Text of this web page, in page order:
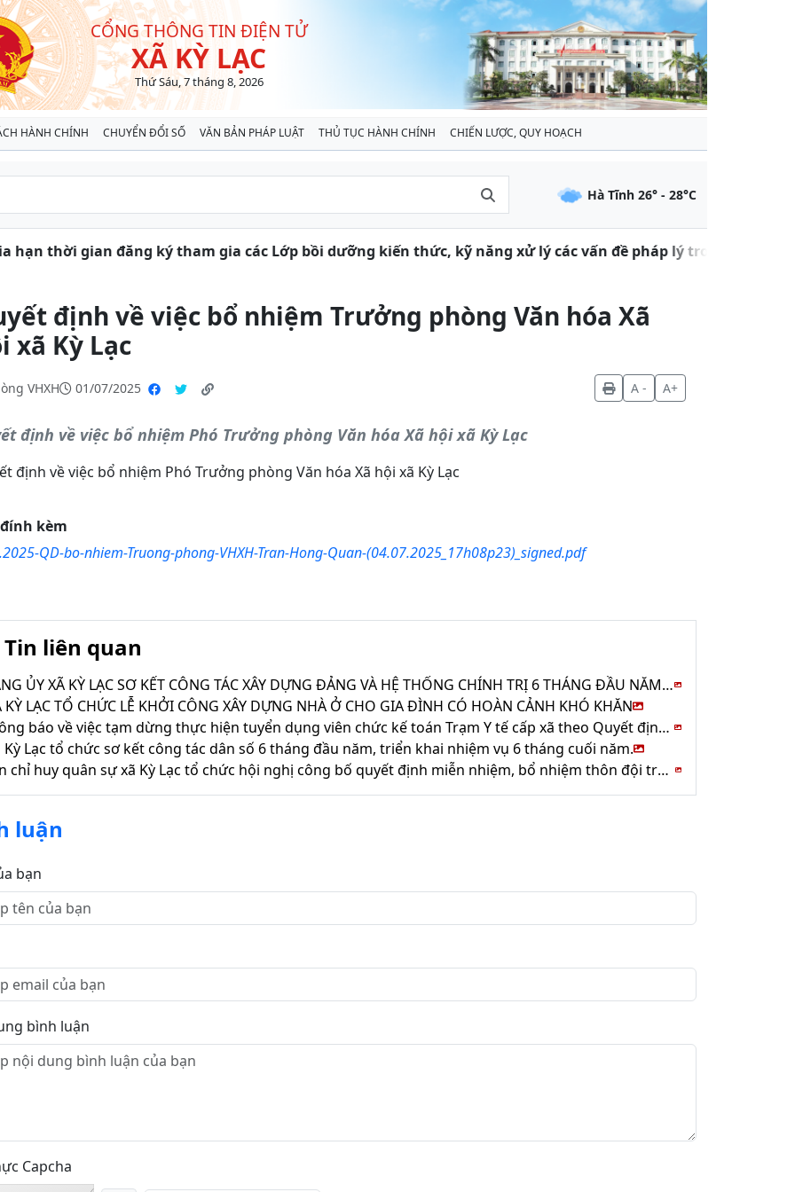
CỔNG THÔNG TIN ĐIỆN TỬ
XÃ KỲ LẠC
Thứ Sáu, 7 tháng 8, 2026
HÀNH CHÍNH CHUYỂN ĐỔI SỐ VĂN BẢN PHÁP LUẬT THỦ TỤC HÀNH CHÍNH CHIẾN LƯỢC, QUY HOẠCH
Hà Tĩnh 26° - 28°C
thời gian đăng ký tham gia các Lớp bồi dưỡng kiến thức, kỹ năng xử lý các vấn đề pháp lý trong đàm
định về việc bổ nhiệm Trưởng phòng Văn hóa Xã
xã Kỳ Lạc
VHXH 01/07/2025 A - A+
định về việc bổ nhiệm Phó Trưởng phòng Văn hóa Xã hội xã Kỳ Lạc
định về việc bổ nhiệm Phó Trưởng phòng Văn hóa Xã hội xã Kỳ Lạc
kèm
QD-bo-nhiem-Truong-phong-VHXH-Tran-Hong-Quan-(04.07.2025_17h08p23)_signed.pdf
Tin liên quan
ĐẢNG ỦY XÃ KỲ LẠC SƠ KẾT CÔNG TÁC XÂY DỰNG ĐẢNG VÀ HỆ THỐNG CHÍNH TRỊ 6 THÁNG ĐẦU NĂM VÀ TRIỂN KHAI NHIỆM VỤ 6 THÁNG CUỐI NĂM 2026
KỲ LẠC TỔ CHỨC LỄ KHỞI CÔNG XÂY DỰNG NHÀ Ở CHO GIA ĐÌNH CÓ HOÀN CẢNH KHÓ KHĂN
Thông báo về việc tạm dừng thực hiện tuyển dụng viên chức kế toán Trạm Y tế cấp xã theo Quyết định số 1193/QĐ-UBND ngày 13/5/2026 của UBND tỉnh
Kỳ Lạc tổ chức sơ kết công tác dân số 6 tháng đầu năm, triển khai nhiệm vụ 6 tháng cuối năm.
Ban chỉ huy quân sự xã Kỳ Lạc tổ chức hội nghị công bố quyết định miễn nhiệm, bổ nhiệm thôn đội trưởng sau sắp xếp thôn và ký kết hoạt động kết nghĩa với thôn Lạc Vinh
luận
bạn
bình luận
Capcha